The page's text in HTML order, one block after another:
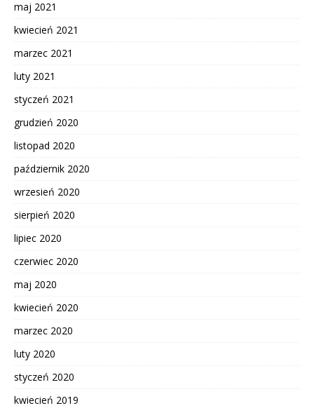
maj 2021
kwiecień 2021
marzec 2021
luty 2021
styczeń 2021
grudzień 2020
listopad 2020
październik 2020
wrzesień 2020
sierpień 2020
lipiec 2020
czerwiec 2020
maj 2020
kwiecień 2020
marzec 2020
luty 2020
styczeń 2020
kwiecień 2019